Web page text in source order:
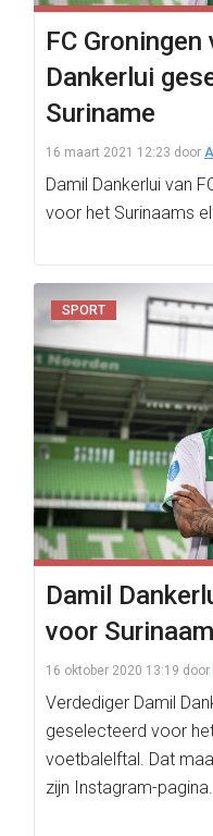
FC Groningen
Dankerlui
Suriname
16 maart 2021 12:23 door
Damil Dankerlui van
voor het Surinaams
SPORT
Damil
voor
16 oktober 2020 13:19 door
Verdediger Damil
geselecteerd voor
voetbalelftal. Dat
zijn Instagram-pagina.